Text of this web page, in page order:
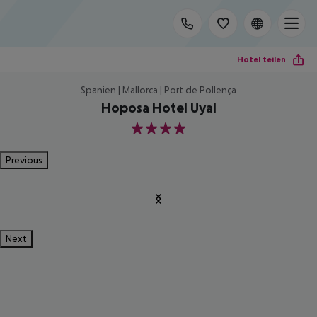
Hotel teilen
Spanien | Mallorca | Port de Pollença
Hoposa Hotel Uyal
4
Previous
Next